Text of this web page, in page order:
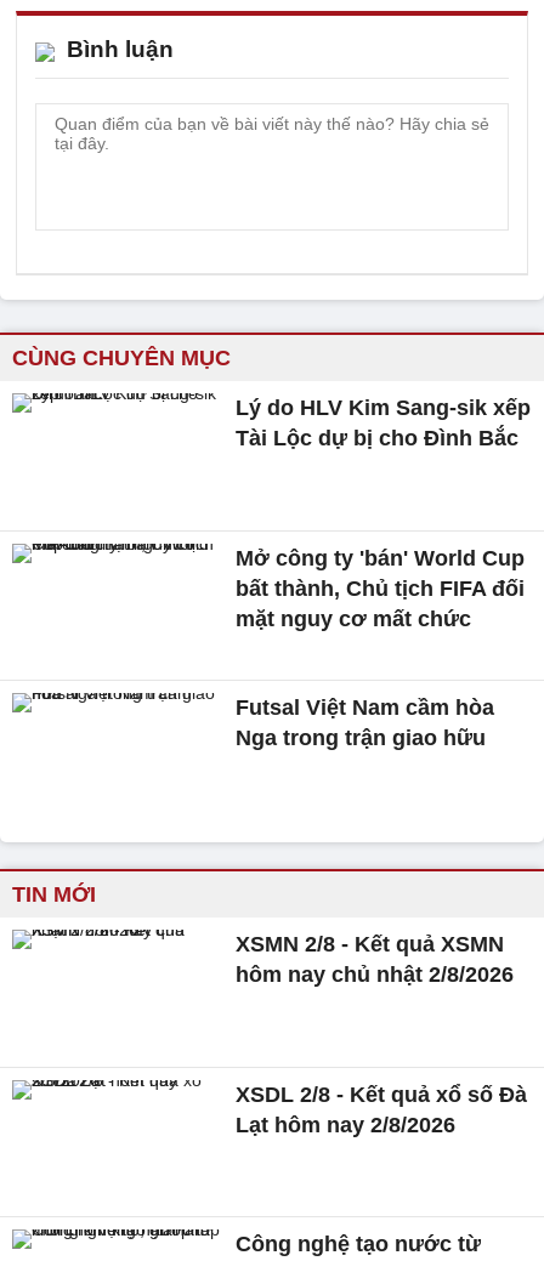
Bình luận
CÙNG CHUYÊN MỤC
Lý do HLV Kim Sang-sik xếp
Tài Lộc dự bị cho Đình Bắc
Mở công ty 'bán' World Cup
bất thành, Chủ tịch FIFA đối
mặt nguy cơ mất chức
Futsal Việt Nam cầm hòa
Nga trong trận giao hữu
TIN MỚI
XSMN 2/8 - Kết quả XSMN
hôm nay chủ nhật 2/8/2026
XSDL 2/8 - Kết quả xổ số Đà
Lạt hôm nay 2/8/2026
Công nghệ tạo nước từ